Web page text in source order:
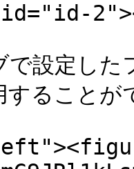
で設定し
することが